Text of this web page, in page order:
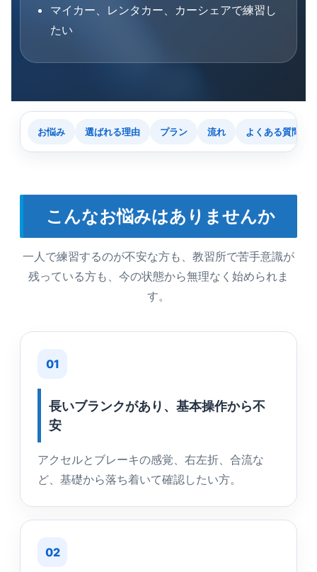
マイカー、レンタカー、カーシェアで練習し
たい
お悩み 選ばれる理由 プラン 流れ よくある質問
こんなお悩みはありませんか
一人で練習するのが不安な方も、教習所で苦手意識が
残っている方も、今の状態から無理なく始められま
す。
01
長いブランクがあり、基本操作から不
安
アクセルとブレーキの感覚、右左折、合流な
ど、基礎から落ち着いて確認したい方。
02